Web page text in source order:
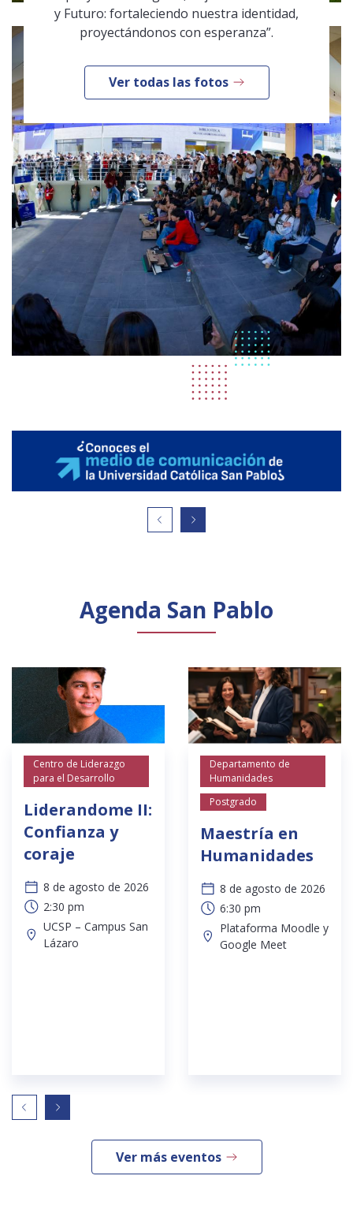
y Futuro: fortaleciendo nuestra identidad,
proyectándonos con esperanza”.
Ver todas las fotos
Agenda San Pablo
Centro de Liderazgo
para el Desarrollo
Liderandome II:
Confianza y
coraje
8 de agosto de 2026
2:30 pm
UCSP – Campus San
Lázaro
Departamento de
Humanidades
Postgrado
Maestría en
Humanidades
8 de agosto de 2026
6:30 pm
Plataforma Moodle y
Google Meet
Ver más eventos